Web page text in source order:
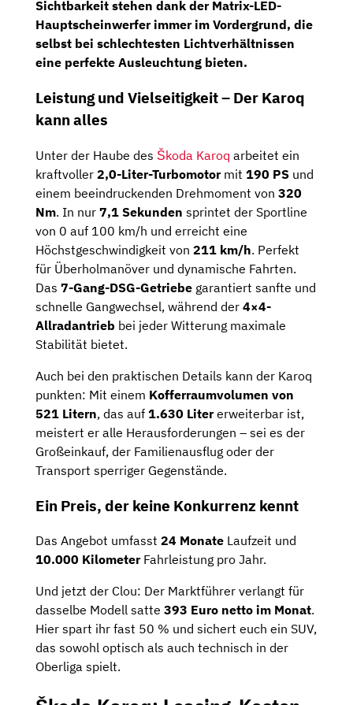
Sichtbarkeit stehen dank der Matrix-LED-
Hauptscheinwerferimmer im Vordergrund, die
selbst bei schlechtesten Lichtverhältnissen
eine perfekte Ausleuchtung bieten.
Leistung und Vielseitigkeit – Der Karoq
kann alles
Unter der Haube des Škoda Karoq arbeitet ein
kraftvoller 2,0-Liter-Turbomotormit 190 PS und
einem beeindruckenden Drehmoment von 320
Nm. In nur 7,1 Sekunden sprintet der Sportline
von 0 auf 100 km/h und erreicht eine
Höchstgeschwindigkeit von 211 km/h. Perfekt
für Überholmanöver und dynamische Fahrten.
Das 7-Gang-DSG-Getriebe garantiert sanfte und
schnelle Gangwechsel, während der 4×4-
Allradantrieb bei jeder Witterung maximale
Stabilität bietet.
Auch bei den praktischen Details kann der Karoq
punkten: Mit einem Kofferraumvolumen von
521 Litern, das auf 1.630 Litererweiterbar ist,
meistert er alle Herausforderungen – sei es der
Großeinkauf, der Familienausflug oder der
Transport sperriger Gegenstände.
Ein Preis, der keine Konkurrenz kennt
Das Angebot umfasst 24 Monate Laufzeit und
10.000 KilometerFahrleistung pro Jahr.
Und jetzt der Clou: Der Marktführer verlangt für
dasselbe Modell satte 393 Euro netto im Monat.
Hier spart ihr fast 50 % und sichert euch ein SUV,
das sowohl optisch als auch technisch in der
Oberliga spielt.